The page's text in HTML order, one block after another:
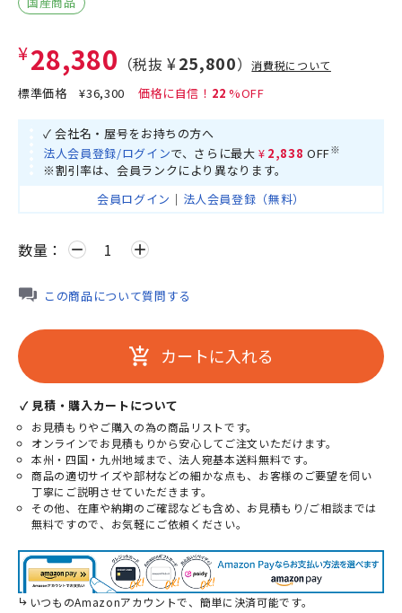
¥28,380 （税抜 ¥25,800）消費税について
標準価格¥36,300 22
✓ 会社名・屋号をお持ちの方へ
法人会員登録/ログインで、さらに最大 ¥2,838 OFF※
※割引率は、会員ランクにより異なります。
会員ログイン ｜ 法人会員登録（無料）
数量： remove add
この商品について質問する
add_shopping_cart カートに入れる
✓ 見積・購入カートについて
お見積もりやご購入の為の商品リストです。
オンラインでお見積もりから安心してご注文いただけます。
本州・四国・九州地域まで、法人宛基本送料無料です。
商品の適切サイズや部材などの細かな点も、お客様のご要望を伺い
丁寧にご説明させていただきます。
その他、在庫や納期のご確認なども含め、お見積もり/ご相談までは
無料ですので、お気軽にご依頼ください。
いつものAmazonアカウントで、簡単に決済可能です。